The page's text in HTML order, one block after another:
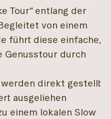
Tour“ entlang der
von einem
führt diese einfache,
Genusstour durch
werden direkt gestellt
ausgeliehen
einem lokalen Slow